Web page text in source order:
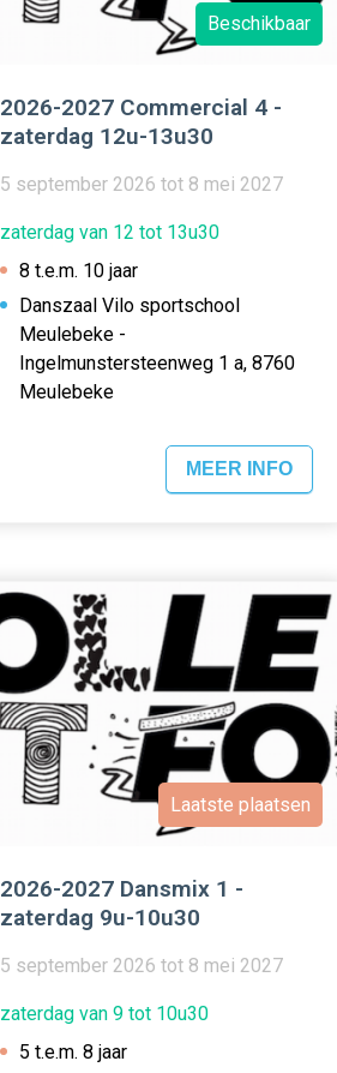
Beschikbaar
2026-2027 Commercial 4 -
zaterdag 12u-13u30
5 september 2026 tot 8 mei 2027
zaterdag van 12 tot 13u30
8 t.e.m. 10 jaar
Danszaal Vilo sportschool
Meulebeke -
Ingelmunstersteenweg 1 a, 8760
Meulebeke
MEER INFO
Laatste plaatsen
2026-2027 Dansmix 1 -
zaterdag 9u-10u30
5 september 2026 tot 8 mei 2027
zaterdag van 9 tot 10u30
5 t.e.m. 8 jaar